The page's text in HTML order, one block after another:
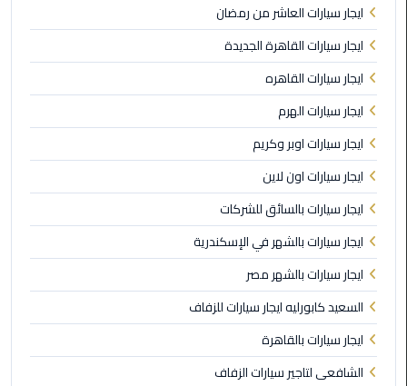
ليموزين
الشيخ
زايد
ليموزين
طنطا
ليموزين
المنصورة
ليموزين
كفر
الشيخ
ليموزين
المحلة
الكبرى
ايجار سيارات العاشر من رمضان
ايجار سيارات القاهرة الجديدة
ايجار سيارات القاهره
ايجار سيارات الهرم
ايجار سيارات اوبر وكريم
ايجار سيارات اون لاين
ايجار سيارات بالسائق للشركات
ايجار سيارات بالشهر في الإسكندرية
ايجار سيارات بالشهر مصر
السعيد كابورليه ايجار سيارات للزفاف
ايجار سيارات بالقاهرة
الشافعى لتاجير سيارات الزفاف